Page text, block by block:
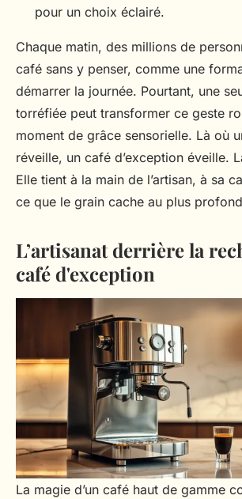
pour un choix éclairé.
Chaque matin, des millions de
café sans y penser, comme une
démarrer la journée. Pourtant, une
torréfiée peut transformer ce geste
moment de grâce sensorielle. Là où
réveille, un café d’exception éveille.
Elle tient à la main de l’artisan, à sa
ce que le grain cache au plus
L’artisanat derrière la
café d'exception
La magie d’un café haut de gamme